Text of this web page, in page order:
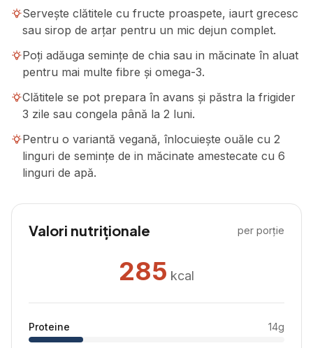
Servește clătitele cu fructe proaspete, iaurt grecesc
sau sirop de arțar pentru un mic dejun complet.
Poți adăuga semințe de chia sau in măcinate în aluat
pentru mai multe fibre și omega-3.
Clătitele se pot prepara în avans și păstra la frigider
3 zile sau congela până la 2 luni.
Pentru o variantă vegană, înlocuiește ouăle cu 2
linguri de semințe de in măcinate amestecate cu 6
linguri de apă.
Valori nutriționale per porție
285 kcal
Proteine 14g